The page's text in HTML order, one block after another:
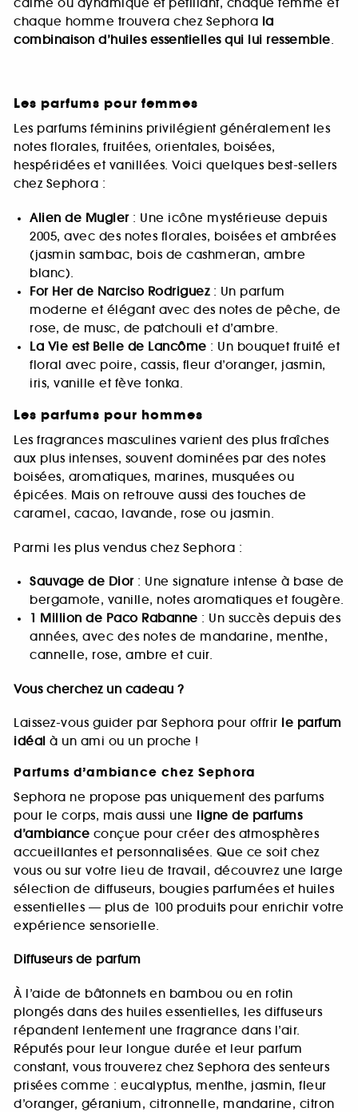
calme ou dynamique et pétillant, chaque femme et
chaque homme trouvera chez Sephora la
combinaison d’huiles essentielles qui lui ressemble.
Les parfums pour femmes
Les parfums féminins privilégient généralement les
notes florales, fruitées, orientales, boisées,
hespéridées et vanillées. Voici quelques best-sellers
chez Sephora :
Alien de Mugler: Une icône mystérieuse depuis
2005, avec des notes florales, boisées et ambrées
(jasmin sambac, bois de cashmeran, ambre
blanc).
For Her de Narciso Rodriguez: Un parfum
moderne et élégant avec des notes de pêche, de
rose, de musc, de patchouli et d’ambre.
La Vie est Belle de Lancôme : Un bouquet fruité et
floral avec poire, cassis, fleur d’oranger, jasmin,
iris, vanille et fève tonka.
Les parfums pour hommes
Les fragrances masculines varient des plus fraîches
aux plus intenses, souvent dominées par des notes
boisées, aromatiques, marines, musquées ou
épicées. Mais on retrouve aussi des touches de
caramel, cacao, lavande, rose ou jasmin.
Parmi les plus vendus chez Sephora :
Sauvage de Dior: Une signature intense à base de
bergamote, vanille, notes aromatiques et fougère.
1 Million de Paco Rabanne : Un succès depuis des
années, avec des notes de mandarine, menthe,
cannelle, rose, ambre et cuir.
Vous cherchez un cadeau ?
Laissez-vous guider par Sephora pour offrir le parfum
idéal à un ami ou un proche !
Parfums d’ambiance chez Sephora
Sephora ne propose pas uniquement des parfums
pour le corps, mais aussi une ligne de parfums
d’ambiance conçue pour créer des atmosphères
accueillantes et personnalisées. Que ce soit chez
vous ou sur votre lieu de travail, découvrez une large
sélection de diffuseurs, bougies parfumées et huiles
essentielles — plus de 100 produits pour enrichir votre
expérience sensorielle.
Diffuseurs de parfum
À l’aide de bâtonnets en bambou ou en rotin
plongés dans des huiles essentielles, les diffuseurs
répandent lentement une fragrance dans l’air.
Réputés pour leur longue durée et leur parfum
constant, vous trouverez chez Sephora des senteurs
prisées comme : eucalyptus, menthe, jasmin, fleur
d’oranger, géranium, citronnelle, mandarine, citron